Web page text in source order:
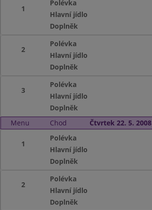
1
Polévka
Hlavní jídlo
Doplněk
2
Polévka
Hlavní jídlo
Doplněk
3
Polévka
Hlavní jídlo
Doplněk
Menu
Chod Čtvrtek 22. 5. 2008
1
Polévka
Hlavní jídlo
Doplněk
2
Polévka
Hlavní jídlo
Doplněk